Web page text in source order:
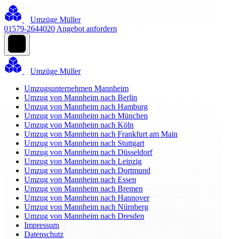
Umzüge Müller
01579-2644020 Angebot anfordern
Umzüge Müller
Umzugsunternehmen Mannheim
Umzug von Mannheim nach Berlin
Umzug von Mannheim nach Hamburg
Umzug von Mannheim nach München
Umzug von Mannheim nach Köln
Umzug von Mannheim nach Frankfurt am Main
Umzug von Mannheim nach Stuttgart
Umzug von Mannheim nach Düsseldorf
Umzug von Mannheim nach Leipzig
Umzug von Mannheim nach Dortmund
Umzug von Mannheim nach Essen
Umzug von Mannheim nach Bremen
Umzug von Mannheim nach Hannover
Umzug von Mannheim nach Nürnberg
Umzug von Mannheim nach Dresden
Impressum
Datenschutz